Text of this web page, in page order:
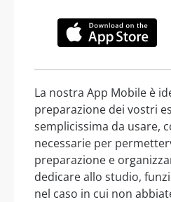
La nostra App Mobile è
preparazione dei vostri
semplicissima da usare,
necessarie per
preparazione e
dedicare allo studio,
nel caso in cui non